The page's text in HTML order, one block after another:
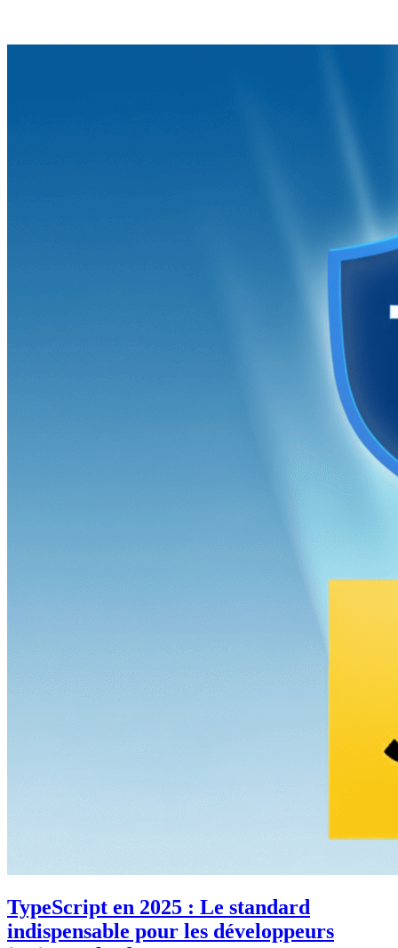
TypeScript en 2025 : Le standard
indispensable pour les développeurs